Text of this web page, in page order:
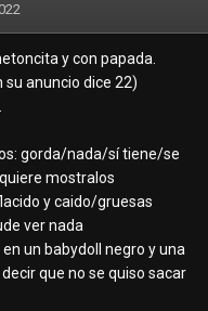
y con papada.
su anuncio dice 22)
gorda/nada/sí tiene/se
mostralos
y caido/gruesas
ver nada
un babydoll negro y una
que no se quiso sacar